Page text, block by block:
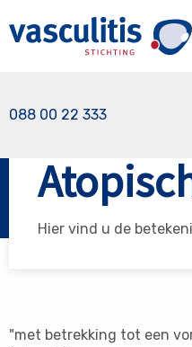
088 00 22 333
Zoek
Zoek
Hier vind u de
"met betrekking tot een